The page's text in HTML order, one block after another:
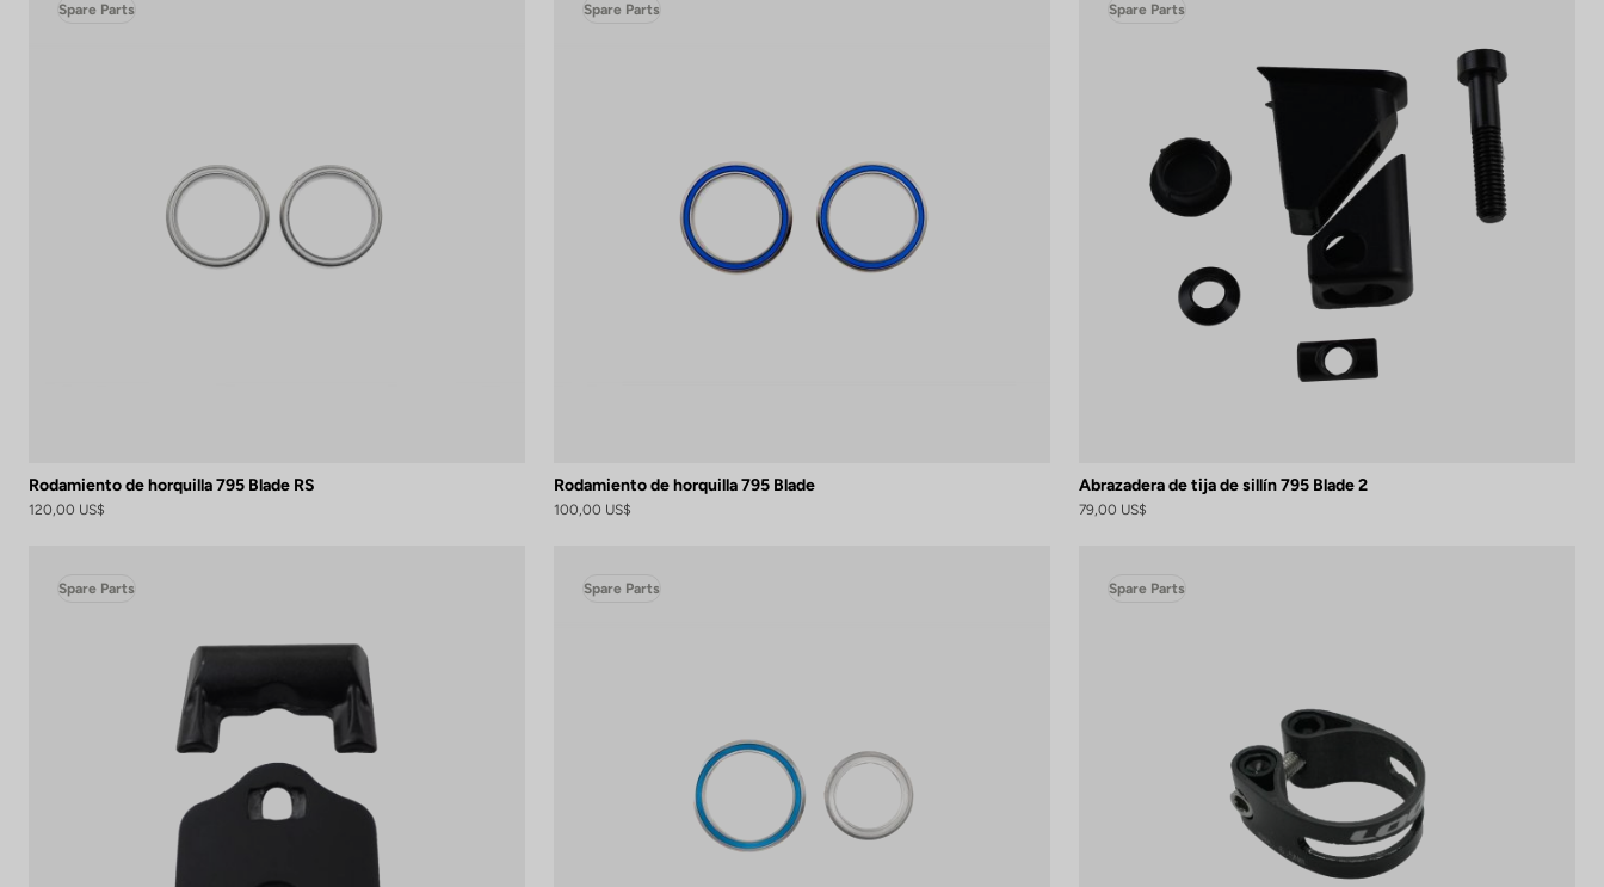
Spare Parts
Rodamiento de horquilla 795 Blade RS
120,00 US$
Spare Parts
Rodamiento de horquilla 795 Blade
100,00 US$
Spare Parts
Abrazadera de tija de sillín 795 Blade 2
79,00 US$
Spare Parts Spare Parts Spare Parts